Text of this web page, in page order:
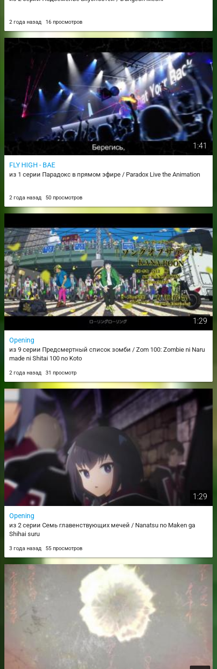
2 года назад 16 просмотров
1:41
FLY HIGH - BAE
из 1 серии Парадокс в прямом эфире / Paradox Live the Animation
2 года назад 50 просмотров
1:29
Opening
из 9 серии Предсмертный список зомби / Zom 100: Zombie ni Naru
made ni Shitai 100 no Koto
2 года назад 31 просмотр
1:29
Opening
из 2 серии Семь главенствующих мечей / Nanatsu no Maken ga
Shihai suru
3 года назад 55 просмотров